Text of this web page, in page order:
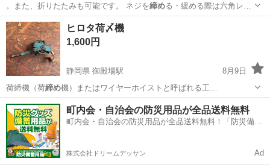
。また、折りたたみも可能です。 ネジを締める・緩める際は六角レン
ジが必要です。ご…
東京 板橋区 大山駅 ベビー用品
ヒロタ荷〆機
1,600円
静岡県 御殿場駅
8月9日
荷締機（荷締め機）またはワイヤーホイストと呼ばれる工…
静岡 御殿場市 御殿場駅 その他 ヒロタ
町内会・自治会の防災用品が全品送料無料
町内会・自治会の防災用品が全品送料無料！「防災備蓄
株式会社ドリームデッサン Ad